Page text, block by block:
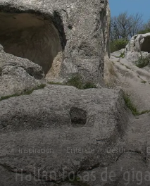
Inspiración Entérate Destinos
Hallan fosas de